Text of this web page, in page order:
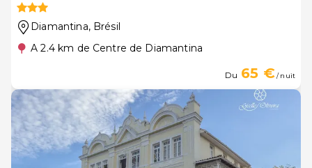
Diamantina, Brésil
A 2.4 km de Centre de Diamantina
Du 65 €/ nuit